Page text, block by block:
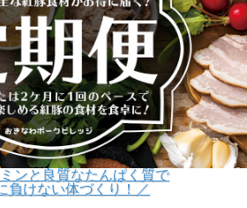
ンと良質なたんぱく質で
負けない体づくり！／